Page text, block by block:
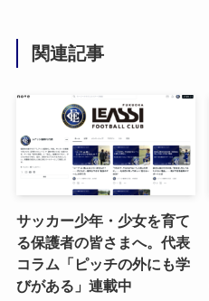
関連記事
サッカー少年・少女を育て
る保護者の皆さまへ。代表
コラム「ピッチの外にも学
びがある」連載中